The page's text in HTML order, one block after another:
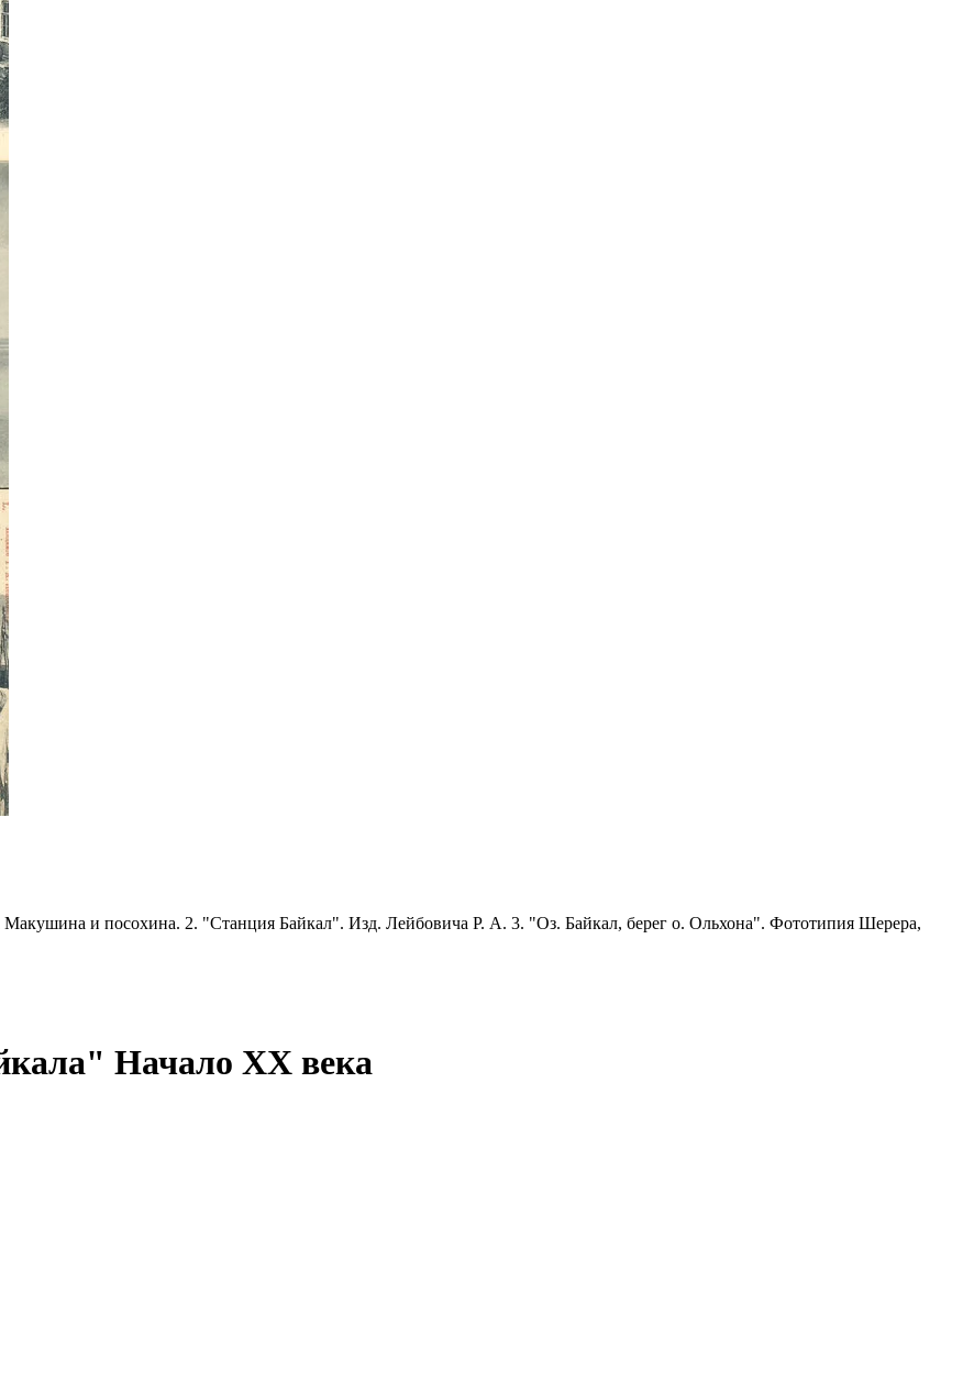
Макушина и посохина. 2. "Станция Байкал". Изд. Лейбовича Р. А. 3. "Оз. Байкал, берег о. Ольхона". Фототипия Шерера,
Начало ХХ века